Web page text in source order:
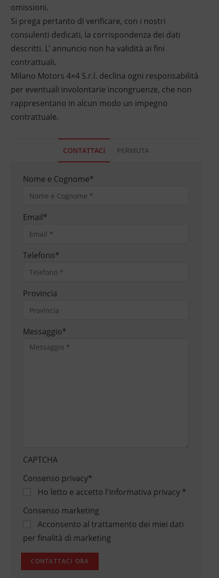
omissioni.
Si prega pertanto di verificare, con i nostri
consulenti dedicati, la corrispondenza dei dati
descritti. L’ annuncio non ha validità ai fini
contrattuali.
Milano Motors 4×4 S.r.l. declina ogni responsabilità
per eventuali involontarie incongruenze, che non
rappresentano in alcun modo un impegno
contrattuale.
CONTATTACI PERMUTA
Nome e Cognome*
Email*
Telefono*
Provincia
Messaggio*
CAPTCHA
Consenso privacy*
Ho letto e accetto l'informativa privacy*
Consenso marketing
Acconsento al trattamento dei miei dati
per finalità di marketing